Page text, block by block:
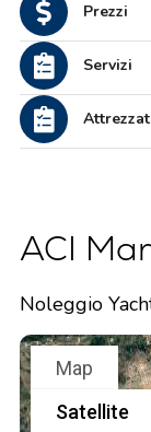
Prezzi
Servizi
ACI
Noleggio
Map
Satellite